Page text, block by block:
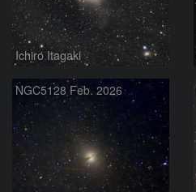
Ichiro Itagaki
NGC5128 Feb. 2026